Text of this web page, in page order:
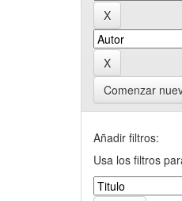
Comenzar
Añadir filtros:
Usa los filtros